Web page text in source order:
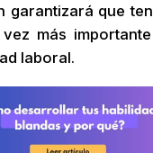
garantizará que
más
laboral.